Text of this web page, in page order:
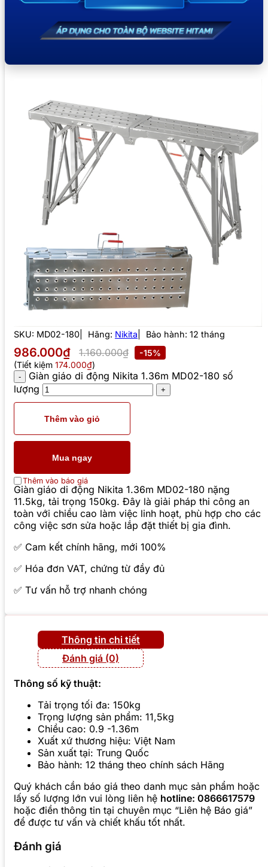
SKU: MD02-180 Hãng: Nikita Bảo hành: 12 tháng
986.000₫ 1.160.000₫
-15%
(Tiết kiệm 174.000₫)
Giàn giáo di động Nikita 1.36m MD02-180 số
lượng
Thêm vào giỏ
Mua ngay
Thêm vào báo giá
Giàn giáo di động Nikita 1.36m MD02-180 nặng
11.5kg, tải trọng 150kg. Đây là giải pháp thi công an
toàn với chiều cao làm việc linh hoạt, phù hợp cho các
công việc sơn sửa hoặc lắp đặt thiết bị gia đình.
✅ Cam kết chính hãng, mới 100%
✅ Hóa đơn VAT, chứng từ đầy đủ
✅ Tư vấn hỗ trợ nhanh chóng
Thông tin chi tiết
Đánh giá (0)
Thông số kỹ thuật:
Tải trọng tối đa: 150kg
Trọng lượng sản phẩm: 11,5kg
Chiều cao: 0.9 -1.36m
Xuất xứ thương hiệu: Việt Nam
Sản xuất tại: Trung Quốc
Bảo hành: 12 tháng theo chính sách Hãng
Quý khách cần báo giá theo danh mục sản phẩm hoặc
lấy số lượng lớn vui lòng liên hệ hotline: 0866617579
hoặc điền thông tin tại chuyên mục “Liên hệ Báo giá”
để được tư vấn và chiết khấu tốt nhất.
Đánh giá